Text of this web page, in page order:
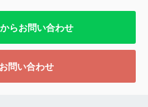
らお問い合わせ
お問い合わせ